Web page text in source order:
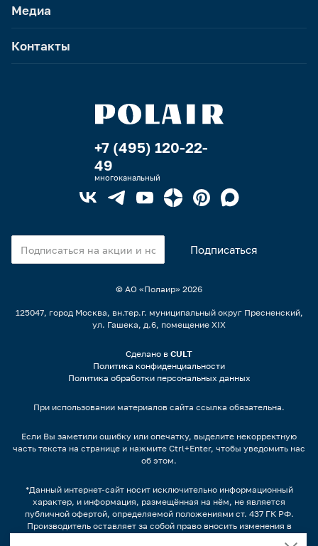
Медиа
Контакты
+7 (495) 120-22-
49
многоканальный
© АО «Полаир» 2026
125047, город Москва, вн.тер.г. муниципальный округ Пресненский,
ул. Гашека, д.6, помещение XIX
Сделано в CULT
Политика конфиденциальности
Политика обработки персональных данных
При использовании материалов сайта ссылка обязательна.
Если Вы заметили ошибку или опечатку, выделите некорректную
часть текста на странице и нажмите Ctrl+Enter, чтобы уведомить нас
об этом.
*Данный интернет-сайт носит исключительно информационный
характер, и информация, размещённая на нём, не является
публичной офертой, определяемой положениями ст. 437 ГК РФ.
Производитель оставляет за собой право вносить изменения в